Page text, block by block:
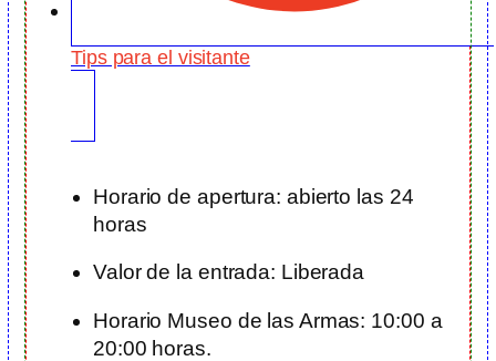
Tips para el visitante
Horario de apertura: abierto las 24
horas
Valor de la entrada: Liberada
Horario Museo de las Armas: 10:00 a
20:00 horas.